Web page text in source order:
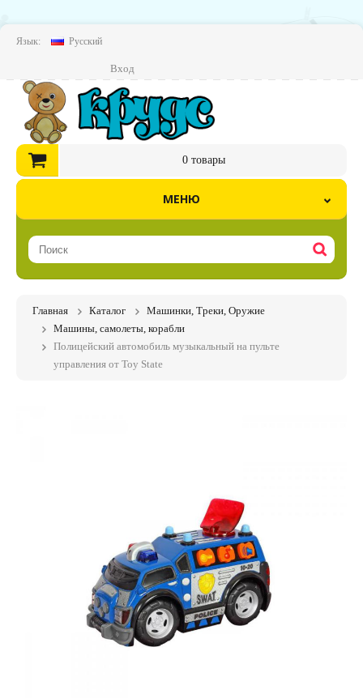
Язык: Русский
Вход
0товары
МЕНЮ
Главная Каталог
Машинки, Треки, Оружие
Машины, самолеты, корабли
Полицейский автомобиль музыкальный на пульте
управления от Toy State